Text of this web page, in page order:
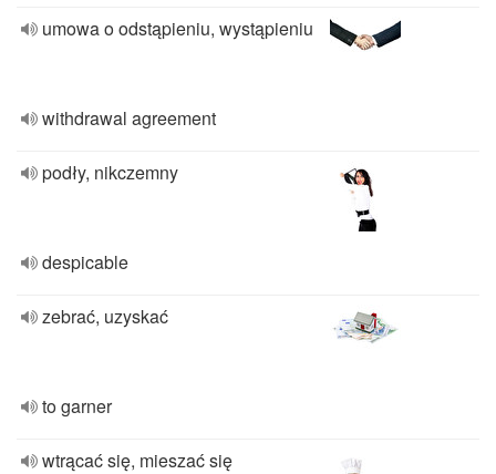
umowa o odstąpieniu, wystąpieniu
withdrawal agreement
podły, nikczemny
despicable
zebrać, uzyskać
to garner
wtrącać się, mieszać się